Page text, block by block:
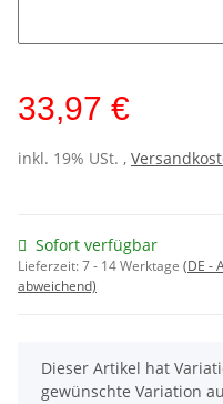
33,97 €
inkl. 19% USt. ,
Sofort verfügbar
Lieferzeit:7 - 14 Werktage (DE -
abweichend)
x
Dieser Artikel hat
gewünschte Variation